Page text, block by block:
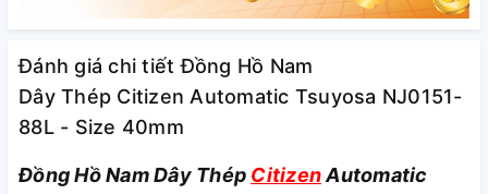
Đánh giá chi tiết Đồng Hồ Nam
Dây Thép Citizen Automatic Tsuyosa NJ0151-
88L - Size 40mm
Đồng Hồ Nam Dây Thép CitizenAutomatic